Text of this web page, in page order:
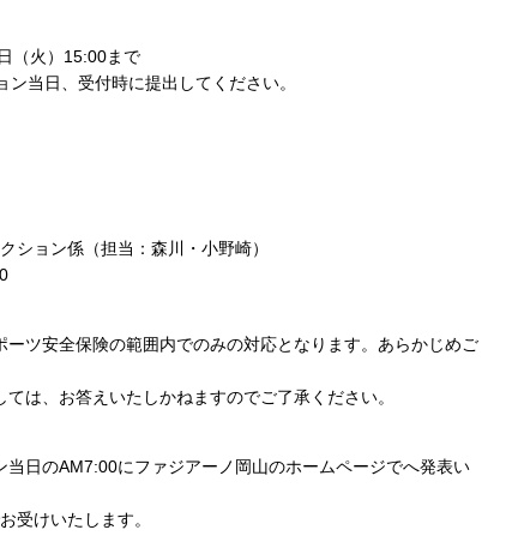
（火）15:00まで
当日、受付時に提出してください。
ション係（担当：森川・小野崎）
ツ安全保険の範囲内でのみの対応となります。あらかじめご
は、お答えいたしかねますのでご了承ください。
当日のAM7:00にファジアーノ岡山のホームページでへ発表い
受けいたします。